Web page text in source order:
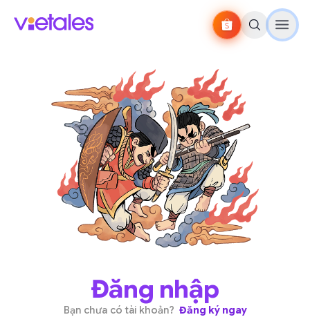
Đăng nhập
Bạn chưa có tài khoản? Đăng ký ngay